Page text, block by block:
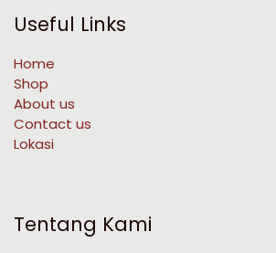
Useful Links
Home
Shop
About us
Contact us
Lokasi
Tentang Kami